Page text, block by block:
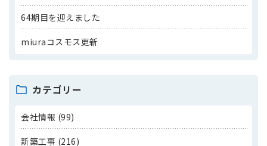
64期目を迎えました
miuraコスモス更新
カテゴリー
会社情報 (99)
新築工事 (216)